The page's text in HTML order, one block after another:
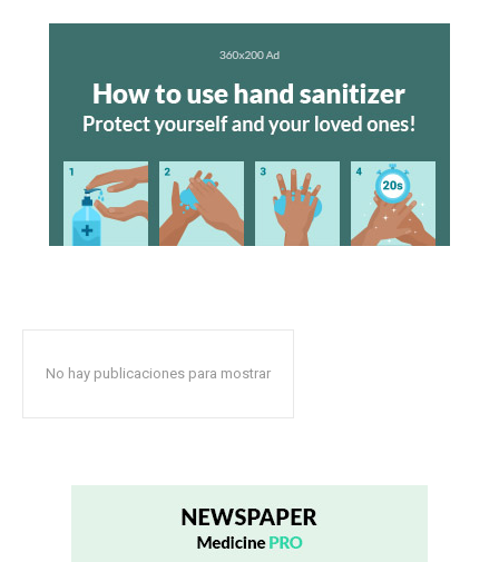
No hay publicaciones para mostrar